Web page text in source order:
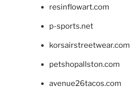
resinflowart.com
p-sports.net
korsairstreetwear.com
petshopallston.com
avenue26tacos.com